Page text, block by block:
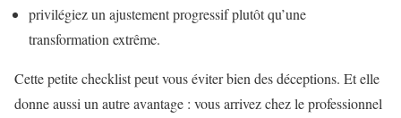
privilégiez un ajustement progressif plutôt qu’une
transformation extrême.
Cette petite checklist peut vous éviter bien des déceptions. Et elle
donne aussi un autre avantage : vous arrivez chez le professionnel